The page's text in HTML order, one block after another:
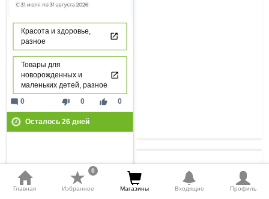
Красота и здоровье,
разное
Товары для
новорожденных и
маленьких детей, разное
thumb_down 0 thumb_up 0
mode_comment 0
Осталось 26дней
Главная Избранное
0
Магазины Входящие Профиль